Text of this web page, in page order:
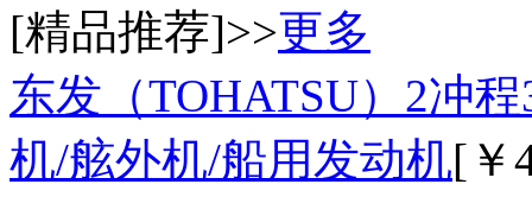
[精品推荐]>>更多
东发（TOHATSU）2冲
机/舷外机/船用发动机[￥